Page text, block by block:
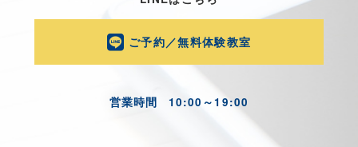
ご予約／無料体験教室
営業時間 10:00～19:00